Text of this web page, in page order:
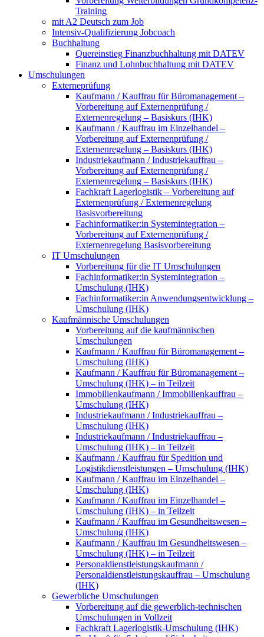
Training
mit A2 Deutsch zum Job
Intensiv-Qualifizierung Jobcoach
Buchhaltung
Quereinstieg Finanzbuchhaltung mit DATEV
Finanz und Lohnbuchhaltung mit DATEV
Umschulungen
Externeprüfung
Kaufmann / Kauffrau für Büromanagement –
Vorbereitung auf Externenprüfung /
Externenregelung – Basiskurs (IHK)
Kaufmann / Kauffrau im Einzelhandel –
Vorbereitung auf Externenprüfung /
Externenregelung – Basiskurs (IHK)
Industriekaufmann / Industriekauffrau –
Vorbereitung auf Externenprüfung /
Externenregelung – Basiskurs (IHK)
Fachkraft Lagerlogistik – Vorbereitung auf
Externenprüfung / Externenregelung
Basisvorbereitung
Fachinformatiker:in Systemintegration –
Vorbereitung auf Externenprüfung /
Externenregelung Basisvorbereitung
IT Umschulungen
Vorbereitung für die IT Umschulungen
Fachinformatiker:in Systemintegration –
Umschulung (IHK)
Fachinformatiker:in Anwendungsentwicklung –
Umschulung (IHK)
Kaufmännische Umschulungen
Vorbereitung auf die kaufmännischen
Umschulungen
Kaufmann / Kauffrau für Büromanagement –
Umschulung (IHK)
Kaufmann / Kauffrau für Büromanagement –
Umschulung (IHK) – in Teilzeit
Immobilienkaufmann / Immobilienkauffrau –
Umschulung (IHK)
Industriekaufmann / Industriekauffrau –
Umschulung (IHK)
Industriekaufmann / Industriekauffrau –
Umschulung (IHK) – in Teilzeit
Kaufmann / Kauffrau für Spedition und
Logistikdienstleistungen – Umschulung (IHK)
Kaufmann / Kauffrau im Einzelhandel –
Umschulung (IHK)
Kaufmann / Kauffrau im Einzelhandel –
Umschulung (IHK) – in Teilzeit
Kaufmann / Kauffrau im Gesundheitswesen –
Umschulung (IHK)
Kaufmann / Kauffrau im Gesundheitswesen –
Umschulung (IHK) – in Teilzeit
Personaldienstleistungskaufmann /
Personaldienstleistungskauffrau – Umschulung
(IHK)
Gewerbliche Umschulungen
Vorbereitung auf die gewerblich-technischen
Umschulungen in Vollzeit
Fachkraft Lagerlogistik-Umschulung (IHK)